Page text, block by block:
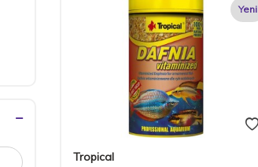
Yeni
Tropical